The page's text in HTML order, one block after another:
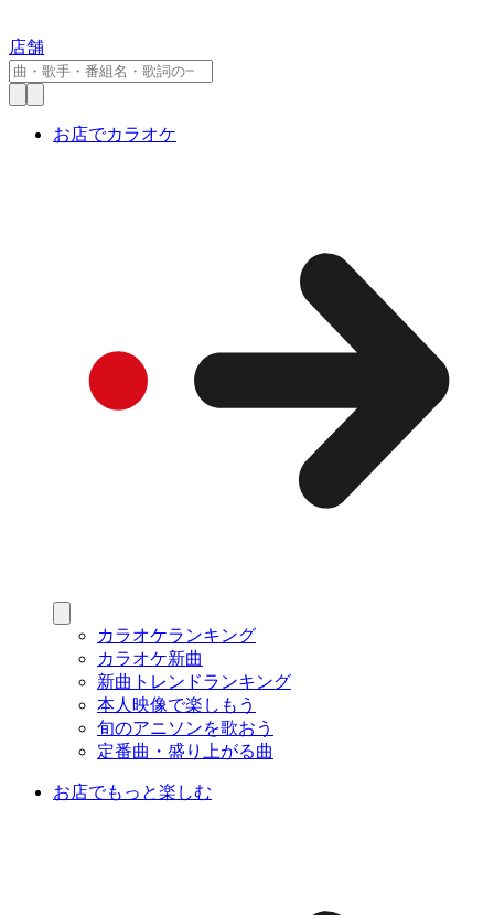
店舗
お店でカラオケ
カラオケランキング
カラオケ新曲
新曲トレンドランキング
本人映像で楽しもう
旬のアニソンを歌おう
定番曲・盛り上がる曲
お店でもっと楽しむ